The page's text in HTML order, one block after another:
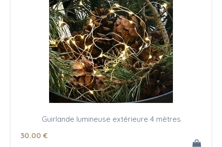
Guirlande lumineuse extérieure 4 mètres
30.00 €